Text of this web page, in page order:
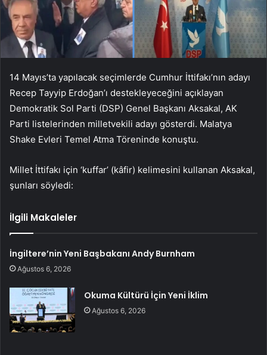
14 Mayıs’ta yapılacak seçimlerde Cumhur İttifakı’nın adayı
Recep Tayyip Erdoğan’ı destekleyeceğini açıklayan
Demokratik Sol Parti (DSP) Genel Başkanı Aksakal, AK
Parti listelerinden milletvekili adayı gösterdi. Malatya
Shake Evleri Temel Atma Töreninde konuştu.
Millet İttifakı için ‘kuffar’ (kâfir) kelimesini kullanan Aksakal,
şunları söyledi:
İlgili Makaleler
İngiltere’nin Yeni Başbakanı Andy Burnham
Ağustos 6, 2026
Okuma Kültürü İçin Yeni İklim
Ağustos 6, 2026